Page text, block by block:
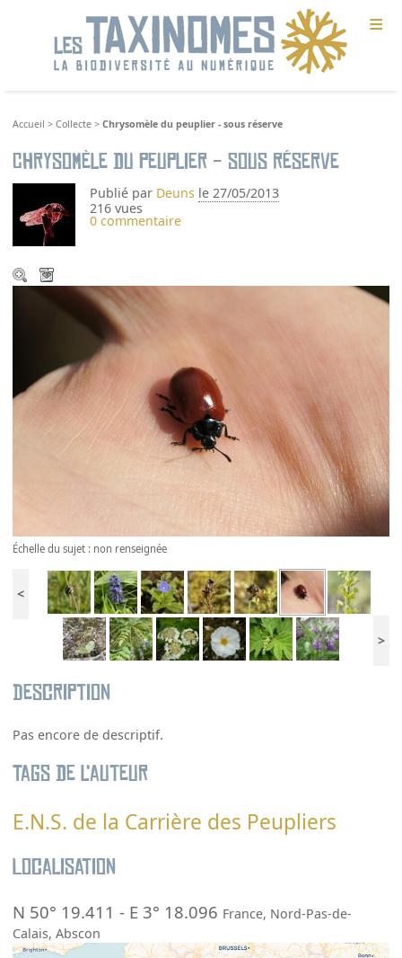
≡
Accueil >Collecte >Chrysomèle du peuplier - sous réserve
Chrysomèle du peuplier - sous réserve
Publié par Deuns le 27/05/2013
216 vues
0 commentaire
Échelle du sujet : non renseignée
<
>
Description
Pas encore de descriptif.
Tags de l’auteur
E.N.S. de la Carrière des Peupliers
Localisation
N 50° 19.411 - E 3° 18.096 France, Nord-Pas-de-
Calais,Abscon